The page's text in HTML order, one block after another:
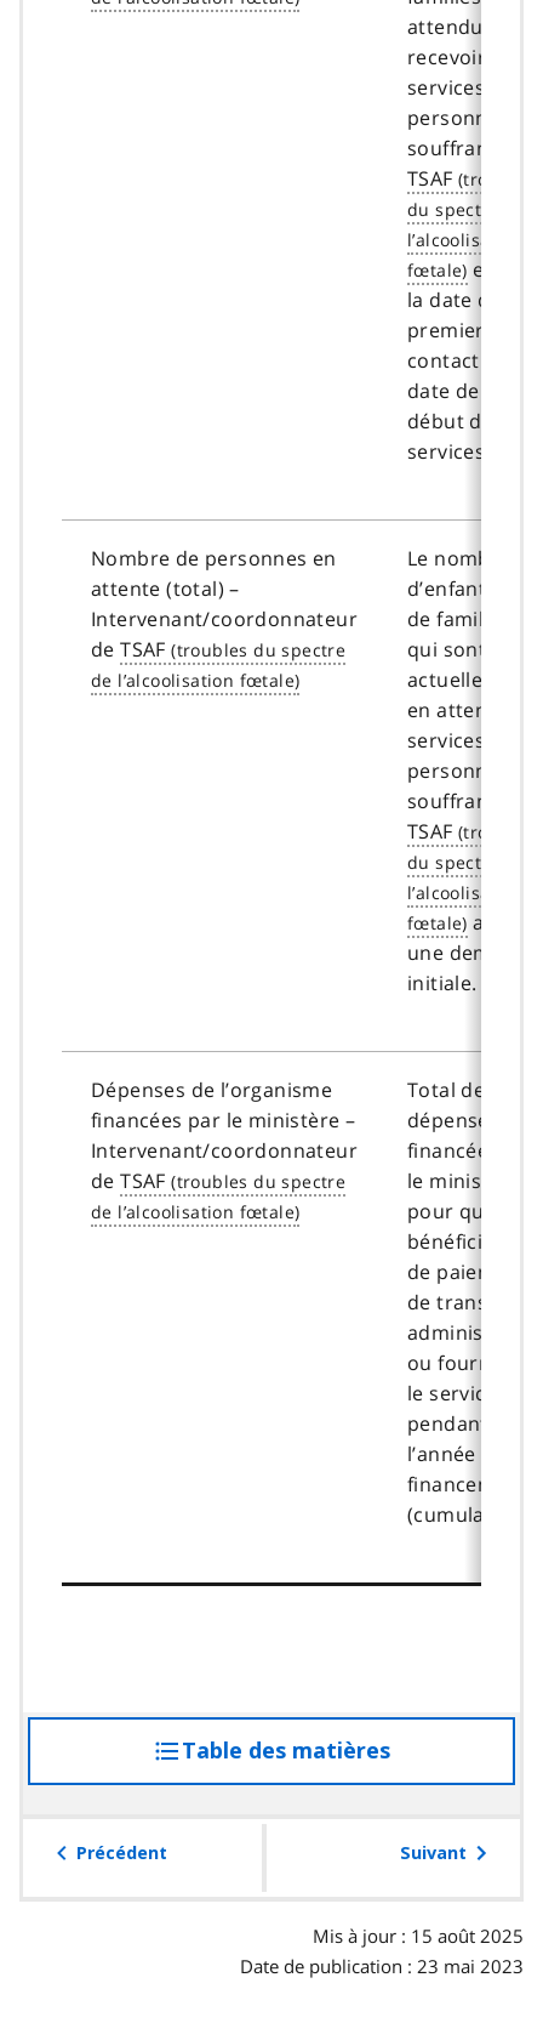
attendu pour
recevoir des
services aux
personnes
souffrant de
TSAF
entre
la date du
premier
contact et la
date de
début des
services.
Nombre de personnes en
attente (total) –
Intervenant/coordonnateur
deTSAF
Le nombre
d’enfants ou
de familles
qui sont
actuellement
en attente de
services aux
personnes
souffrant de
TSAF
après
une demande
initiale.
Dépenses de l’organisme
financées par le ministère –
Intervenant/coordonnateur
deTSAF
Total des
dépenses
financées par
le ministère
pour que le
bénéficiaire
de paiements
de transfert
administre
ou fournisse
le service
pendant
l’année de
financement
(cumulatif).
Table des matières
à
table
Précédent Suivant
Mis à jour : 15 août 2025
Date de publication : 23 mai 2023